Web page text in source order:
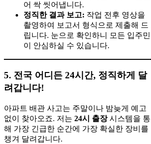
어 싹 씻어냅니다.
정직한 결과 보고: 작업 전후 영상을
촬영하여 보고서 형식으로 제출해 드
립니다. 눈으로 확인하니 모든 입주민
이 안심하실 수 있습니다.
5. 전국 어디든 24시간, 정직하게 달
려갑니다!
아파트 배관 사고는 주말이나 밤늦게 예고
없이 찾아오죠. 저는 24시 출장시스템을 통
해 가장 긴급한 순간에 가장 확실한 장비를
챙겨 달려갑니다.